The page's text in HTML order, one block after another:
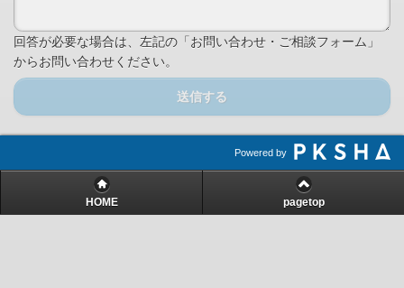
回答が必要な場合は、左記の「お問い合わせ・ご相談フォーム」
からお問い合わせください。
送信する
Powered by
HOME pagetop